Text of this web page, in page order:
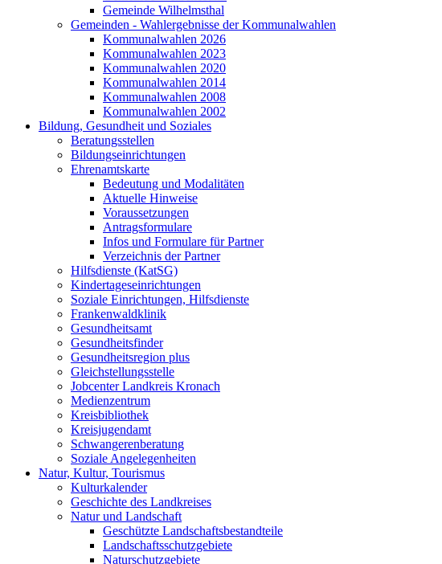
Gemeinde Wilhelmsthal
Gemeinden - Wahlergebnisse der Kommunalwahlen
Kommunalwahlen 2026
Kommunalwahlen 2023
Kommunalwahlen 2020
Kommunalwahlen 2014
Kommunalwahlen 2008
Kommunalwahlen 2002
Bildung, Gesundheit und Soziales
Beratungsstellen
Bildungseinrichtungen
Ehrenamtskarte
Bedeutung und Modalitäten
Aktuelle Hinweise
Voraussetzungen
Antragsformulare
Infos und Formulare für Partner
Verzeichnis der Partner
Hilfsdienste (KatSG)
Kindertageseinrichtungen
Soziale Einrichtungen, Hilfsdienste
Frankenwaldklinik
Gesundheitsamt
Gesundheitsfinder
Gesundheitsregion plus
Gleichstellungsstelle
Jobcenter Landkreis Kronach
Medienzentrum
Kreisbibliothek
Kreisjugendamt
Schwangerenberatung
Soziale Angelegenheiten
Natur, Kultur, Tourismus
Kulturkalender
Geschichte des Landkreises
Natur und Landschaft
Geschützte Landschaftsbestandteile
Landschaftsschutzgebiete
Naturschutzgebiete